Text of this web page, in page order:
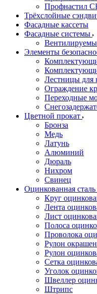
Профнастил
Трёхслойные
Фасадные кассеты
Фасадные системы
Элементы
Лестницы для
Ограждение
Переходные
Цветной прокат
Бронза
Медь
Латунь
Алюминий
Дюраль
Нихром
Свинец
Оцинкованная сталь
Круг
Лента
Лист
Полоса
Проволока
Рулон
Рулон
Сетка
Уголок
Швеллер
Штрипс